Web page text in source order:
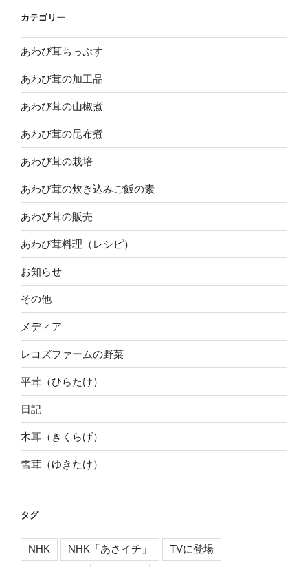
カテゴリー
あわび茸ちっぷす
あわび茸の加工品
あわび茸の山椒煮
あわび茸の昆布煮
あわび茸の栽培
あわび茸の炊き込みご飯の素
あわび茸の販売
あわび茸料理（レシピ）
お知らせ
その他
メディア
レコズファームの野菜
平茸（ひらたけ）
日記
木耳（きくらげ）
雪茸（ゆきたけ）
タグ
NHK NHK「あさイチ」 TVに登場